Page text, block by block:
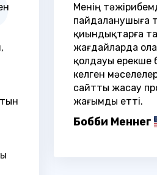
Менің
пайдаланушыға
қиындықтарға
жағдайларда
қолдауы ерекше
келген
сайтты жасау
жағымды етті.
Бобби Меннег